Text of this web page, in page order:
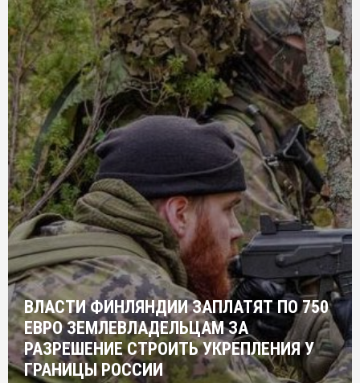
ВЛАСТИ ФИНЛЯНДИИ ЗАПЛАТЯТ ПО 750
ЕВРО ЗЕМЛЕВЛАДЕЛЬЦАМ ЗА
РАЗРЕШЕНИЕ СТРОИТЬ УКРЕПЛЕНИЯ У
ГРАНИЦЫ РОССИИ